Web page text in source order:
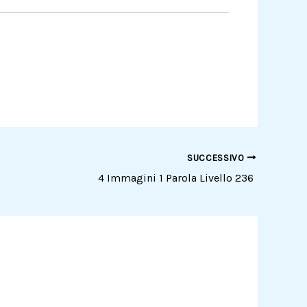
SUCCESSIVO
4 Immagini 1 Parola Livello 236